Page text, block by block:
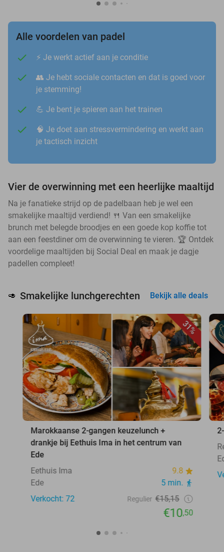
Alle voordelen van padel
⚡️ Je werkt actief aan je conditie
👥 Je hebt sociale contacten en dat is goed voor
je stemming!
💪 Je bent je spieren aan het trainen
🧠 Je doet aan stressvermindering en werkt aan
je tactisch inzicht
Vier de overwinning met een heerlijke maaltijd
Na je fanatieke strijd op de padelbaan heb je wel een
smakelijke maaltijd verdiend! 🍴 Van een smakelijke
brunch met belegde broodjes en een goede kop koffie tot
aan een feestdiner om de overwinning te vieren. 🏆 Ontdek
voordelige maaltijden bij Social Deal en maak je dagje
padellen compleet!
🥑 Smakelijke lunchgerechten Bekijk alle deals
31%
Marokkaanse 2-gangen keuzelunch +
drankje bij Eethuis Ima in het centrum van
Ede
Eethuis Ima
9.8
Ede
5 min.
Verkocht: 72
Regulier €15,15
€10,50